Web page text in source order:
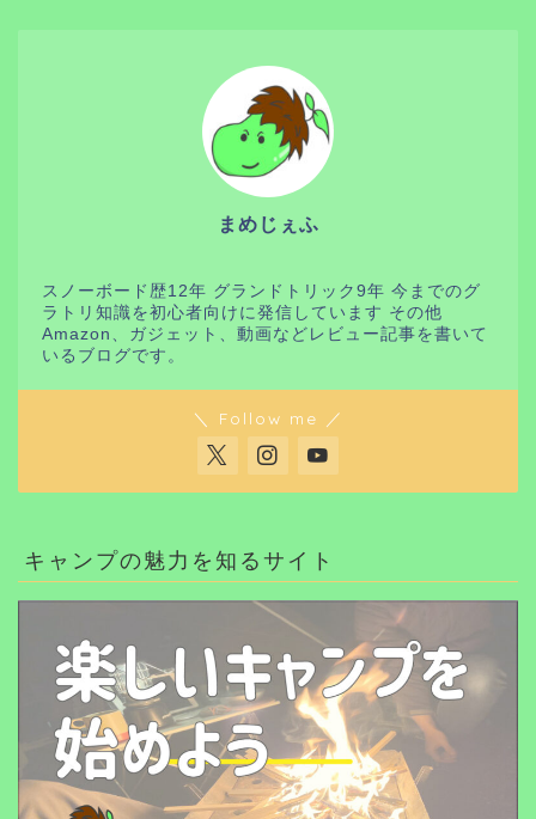
まめじぇふ
スノーボード歴12年 グランドトリック9年 今までのグ
ラトリ知識を初心者向けに発信しています その他
Amazon、ガジェット、動画などレビュー記事を書いて
いるブログです。
＼ Follow me ／
キャンプの魅力を知るサイト